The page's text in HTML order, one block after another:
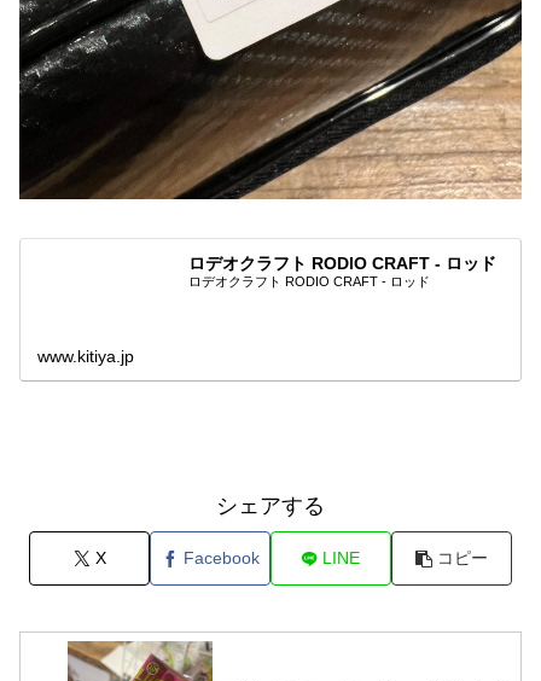
ロデオクラフト RODIO CRAFT - ロッド
ロデオクラフト RODIO CRAFT - ロッド
www.kitiya.jp
シェアする
X Facebook LINE コピー